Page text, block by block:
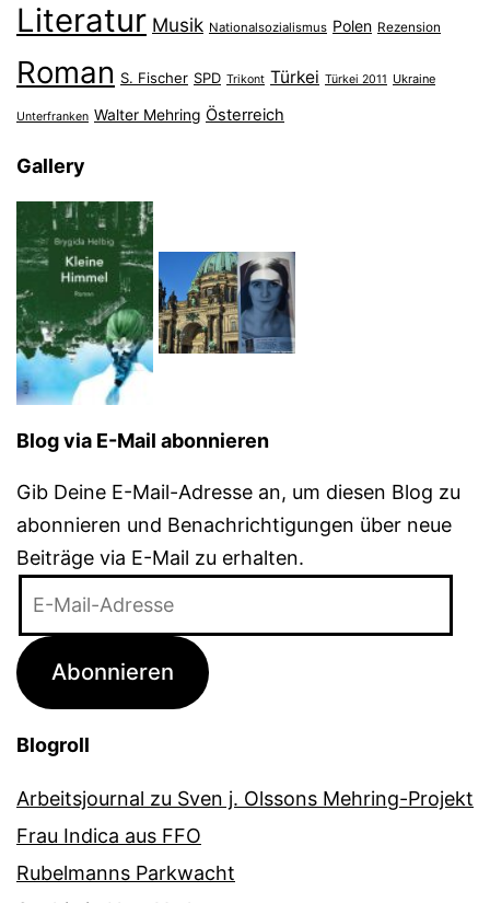
Literatur Musik Nationalsozialismus Polen Rezension
Roman S. Fischer SPD Trikont Türkei Türkei 2011 Ukraine
Unterfranken Walter Mehring Österreich
Gallery
Blog via E-Mail abonnieren
Gib Deine E-Mail-Adresse an, um diesen Blog zu
abonnieren und Benachrichtigungen über neue
Beiträge via E-Mail zu erhalten.
Adresse
Abonnieren
Blogroll
Arbeitsjournal zu Sven j. Olssons Mehring-Projekt
Frau Indica aus FFO
Rubelmanns Parkwacht